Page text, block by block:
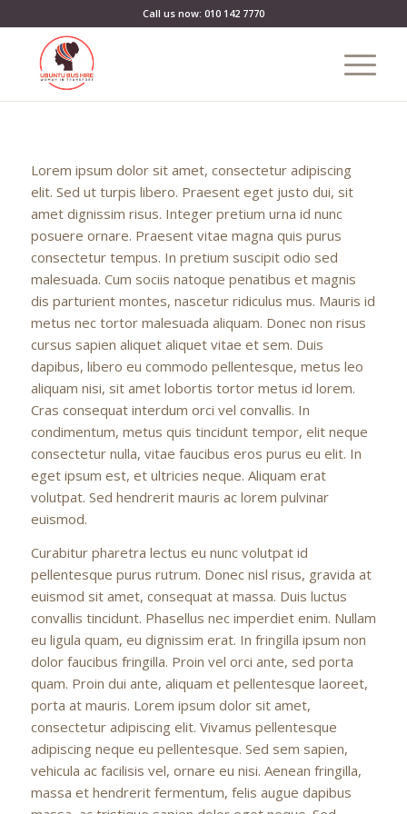
Call us now: 010 142 7770
Lorem ipsum dolor sit amet, consectetur adipiscing
elit. Sed ut turpis libero. Praesent eget justo dui, sit
amet dignissim risus. Integer pretium urna id nunc
posuere ornare. Praesent vitae magna quis purus
consectetur tempus. In pretium suscipit odio sed
malesuada. Cum sociis natoque penatibus et magnis
dis parturient montes, nascetur ridiculus mus. Mauris id
metus nec tortor malesuada aliquam. Donec non risus
cursus sapien aliquet aliquet vitae et sem. Duis
dapibus, libero eu commodo pellentesque, metus leo
aliquam nisi, sit amet lobortis tortor metus id lorem.
Cras consequat interdum orci vel convallis. In
condimentum, metus quis tincidunt tempor, elit neque
consectetur nulla, vitae faucibus eros purus eu elit. In
eget ipsum est, et ultricies neque. Aliquam erat
volutpat. Sed hendrerit mauris ac lorem pulvinar
euismod.
Curabitur pharetra lectus eu nunc volutpat id
pellentesque purus rutrum. Donec nisl risus, gravida at
euismod sit amet, consequat at massa. Duis luctus
convallis tincidunt. Phasellus nec imperdiet enim. Nullam
eu ligula quam, eu dignissim erat. In fringilla ipsum non
dolor faucibus fringilla. Proin vel orci ante, sed porta
quam. Proin dui ante, aliquam et pellentesque laoreet,
porta at mauris. Lorem ipsum dolor sit amet,
consectetur adipiscing elit. Vivamus pellentesque
adipiscing neque eu pellentesque. Sed sem sapien,
vehicula ac facilisis vel, ornare eu nisi. Aenean fringilla,
massa et hendrerit fermentum, felis augue dapibus